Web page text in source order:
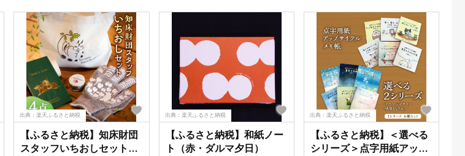
出典：楽天ふるさと納税
【ふるさと納税】知床財団
スタッフいちおしセット
出典：楽天ふるさと納税
【ふるさと納税】和紙ノー
ト（赤・ダルマ夕日）
出典：楽天ふるさと納税
【ふるさと納税】＜選べる
シリーズ＞点字用紙アップ